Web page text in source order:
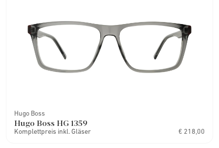
Hugo Boss
Hugo Boss HG 1359
Komplettpreis inkl. Gläser € 218,00